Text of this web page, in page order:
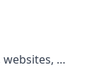
websites, …